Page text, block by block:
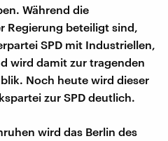
Während die
Regierung beteiligt sind,
SPD mit Industriellen,
wird damit zur tragenden
Noch heute wird dieser
zur SPD deutlich.
wird das Berlin des